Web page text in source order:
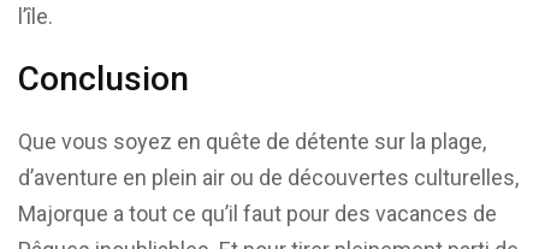
l’île.
Conclusion
Que vous soyez en quête de détente sur la plage,
d’aventure en plein air ou de découvertes culturelles,
Majorque a tout ce qu’il faut pour des vacances de